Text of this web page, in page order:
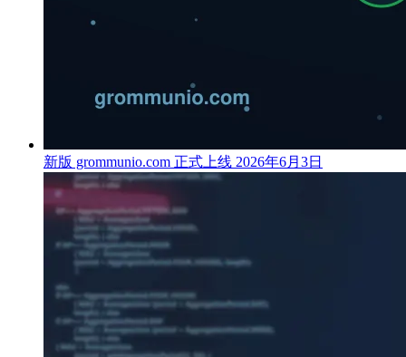
新版 grommunio.com 正式上线 2026年6月3日